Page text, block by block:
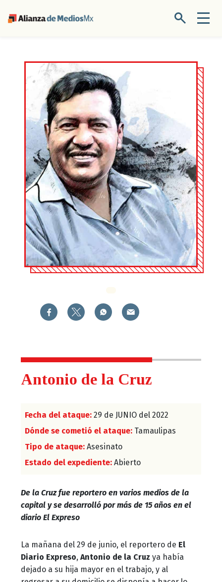
Antonio de la Cruz
Fecha del ataque: 29 de JUNIO del 2022
Dónde se cometió el ataque: Tamaulipas
Tipo de ataque: Asesinato
Estado del expediente: Abierto
De la Cruz fue reportero en varios medios de la
capital y se desarrolló por más de 15 años en el
diario El Expreso
La mañana del 29 de junio, el reportero de El
Diario Expreso, Antonio de la Cruz ya había
dejado a su hija mayor en el trabajo, y al